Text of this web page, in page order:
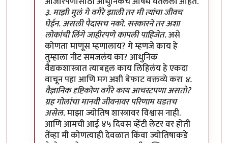
३. माझी मुलं गे वगैरे झाली तर मी त्यांचा जीवच
घेईन. असली पैदासच नको. सरकारने तर अशा
लोकांची लिंगे जाहीरपणे कापली पाहिजेत.असे
कोणता माणूस म्हणालाय? गे म्हणजे काय हे
तुम्हाला नीट समजलंय का? आधुनिक
वैद्यकशास्त्रात त्याबद्दल काय लिहिलंय हे एकदा
वाचून पहा आणि मग अशी बेफाट वक्तव्ये करा ४.
वैज्ञानिक दृष्टिकोण वगैरे काय आचरटपणा असतो?
ग्रह गोलांचा मानवी जीवनावर परिणाम घडतच
असेल.माझा ज्योतिष शास्त्रावर विश्वास नाही.
आणि आमची आई ४५ दिवस व्हेंटी लेटर वर होती
तेंव्हा मी कोणत्याही देवळात किंवा ज्योतिषाकडे